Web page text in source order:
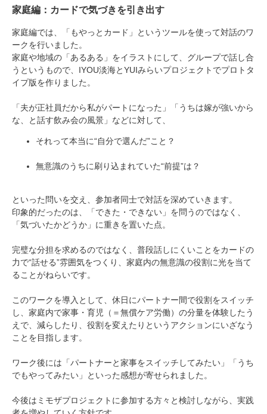
家庭編：カードで気づきを引き出す
家庭編では、「もやっとカード」というツールを使って対話のワ
ークを行いました。
家庭や地域の「あるある」をイラストにして、グループで話し合
うというもので、IYOU淡海とYUIみらいプロジェクトでプロトタ
イプ版を作りました。
「夫が正社員だから私がパートになった」「うちは嫁が強いから
な、と話す飲み会の風景」などに対して、
それって本当に“自分で選んだ”こと？
無意識のうちに刷り込まれていた“前提”は？
といった問いを交え、参加者同士で対話を深めていきます。
印象的だったのは、「できた・できない」を問うのではなく、
「気づいたかどうか」に重きを置いた点。
完璧な分担を求めるのではなく、普段話しにくいことをカードの
力で“話せる”雰囲気をつくり、家庭内の無意識の役割に光を当て
ることがねらいです。
このワークを導入として、休日にパートナー間で役割をスイッチ
し、家庭内で家事・育児（＝無償ケア労働）の分量を体験したう
えで、減らしたり、役割を変えたりというアクションにいざなう
ことを目指します。
ワーク後には「パートナーと家事をスイッチしてみたい」「うち
でもやってみたい」といった感想が寄せられました。
今後はミモザプロジェクトに参加する方々と検討しながら、実践